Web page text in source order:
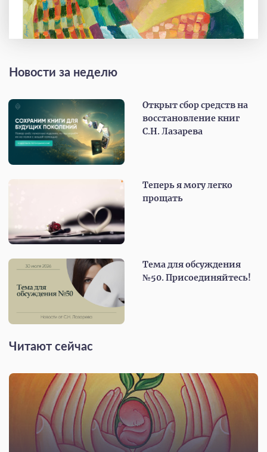
Новости за неделю
Открыт сбор средств на
восстановление книг
С.Н. Лазарева
Теперь я могу легко
прощать
Тема для обсуждения
№50. Присоединяйтесь!
Читают сейчас